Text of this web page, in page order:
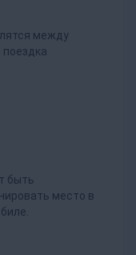
между
быть
место в